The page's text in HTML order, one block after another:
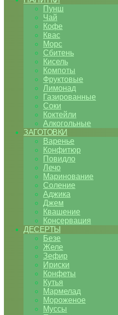
Пунш
Чай
Кофе
Квас
Морс
Сбитень
Кисель
Компоты
Фруктовые
Лимонад
Газированные
Соки
Коктейли
Алкогольные
ЗАГОТОВКИ
Варенье
Конфитюр
Повидло
Лечо
Маринование
Соление
Аджика
Джем
Квашение
Консервация
ДЕСЕРТЫ
Безе
Желе
Зефир
Ириски
Конфеты
Кутья
Мармелад
Мороженое
Муссы